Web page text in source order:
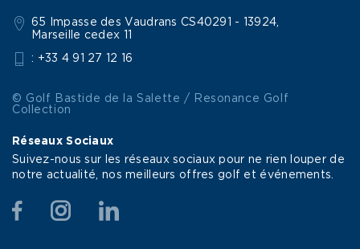
65 Impasse des Vaudrans CS40291 - 13924,
Marseille cedex 11
: +33 4 91 27 12 16
© Golf Bastide de la Salette / Resonance Golf
Collection
Réseaux Sociaux
Suivez-nous sur les réseaux sociaux pour ne rien louper de
notre actualité, nos meilleurs offres golf et événements.
FacebookInstagram